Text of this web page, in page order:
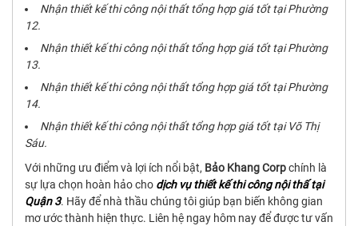
Nhận thiết kế thi công nội thất tổng hợp giá tốt tại Phường
12.
Nhận thiết kế thi công nội thất tổng hợp giá tốt tại Phường
13.
Nhận thiết kế thi công nội thất tổng hợp giá tốt tại Phường
14.
Nhận thiết kế thi công nội thất tổng hợp giá tốt tại Võ Thị
Sáu.
Với những ưu điểm và lợi ích nổi bật, Bảo Khang Corpchính là
sự lựa chọn hoàn hảo cho dịch vụthiết kế thi công nội thấ tại
Quận 3. Hãy để nhà thầu chúng tôi giúp bạn biến không gian
mơ ước thành hiện thực. Liên hệ ngay hôm nay để được tư vấn